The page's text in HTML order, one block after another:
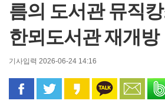
름의 도서관 뮤직
한뫼도서관 재개방
기사입력 2026-06-24 14:16
페이스북으로 공유
트위터로 공유카카오 스토리로
카카오톡으
문자